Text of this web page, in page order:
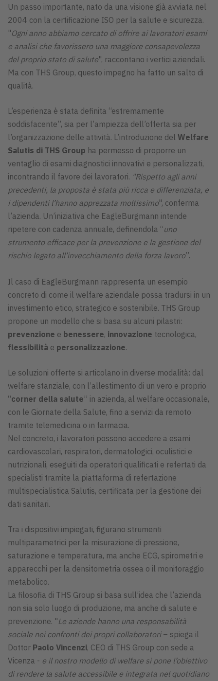
Un passo importante, nato da una visione già avviata nel
2004 con la certificazione ISO per la salute e sicurezza.
"Ogni anno abbiamo cercato di offrire ai lavoratori esami
e analisi che favorissero una maggiore consapevolezza
del proprio stato di salute", raccontano i vertici aziendali.
Ma con THS Group, questo impegno ha fatto un salto di
qualità.
L’esperienza è stata definita “estremamente
soddisfacente”, sia per l’ampiezza dell’offerta sia per
l’organizzazione delle attività. L’introduzione del Welfare
Salutis di THS Group ha permesso di proporre un
ventaglio di esami diagnostici innovativi e personalizzati,
incontrando il favore dei lavoratori. "Rispetto agli anni
precedenti, la proposta è stata più ricca e differenziata, e
i dipendenti l’hanno apprezzata moltissimo", conferma
l’azienda. Un’iniziativa che EagleBurgmann intende
ripetere con cadenza annuale, definendola “uno
strumento efficace per la prevenzione e la gestione del
rischio legato all’invecchiamento della forza lavoro”.
Il caso di EagleBurgmann rappresenta un esempio
concreto di come il welfare aziendale possa tradursi in un
investimento etico, strategico e sostenibile. THS Group
propone un modello che si basa su alcuni pilastri:
prevenzione e benessere, innovazione tecnologica,
flessibilità e personalizzazione.
Le soluzioni offerte si articolano in diverse modalità: dal
welfare stanziale, con l’allestimento di un vero e proprio
“corner della salute” in azienda, al welfare occasionale,
con le Giornate della Salute, fino a servizi da remoto
tramite telemedicina o in farmacia.
Nel concreto, i lavoratori possono accedere a esami
cardiovascolari, respiratori, dermatologici, oculistici e
nutrizionali, eseguiti da operatori qualificati e refertati da
specialisti tramite la piattaforma di refertazione
multispecialistica Salutis, certificata per la gestione dei
dati sanitari.
Tra i dispositivi impiegati, figurano strumenti
multiparametrici per la misurazione di pressione,
saturazione e temperatura, ma anche ECG, spirometri e
apparecchi per la densitometria ossea o il monitoraggio
metabolico.
La filosofia di THS Group si basa sull’idea che l’azienda
non sia solo luogo di produzione, ma anche di salute e
prevenzione. "Le aziende hanno una responsabilità
sociale nei confronti dei propri collaboratori – spiega il
Dottor Paolo Vincenzi, CEO di THS Group con sede a
Vicenza - e il nostro modello di welfare si pone l’obiettivo
di rendere la salute accessibile e integrata nel quotidiano